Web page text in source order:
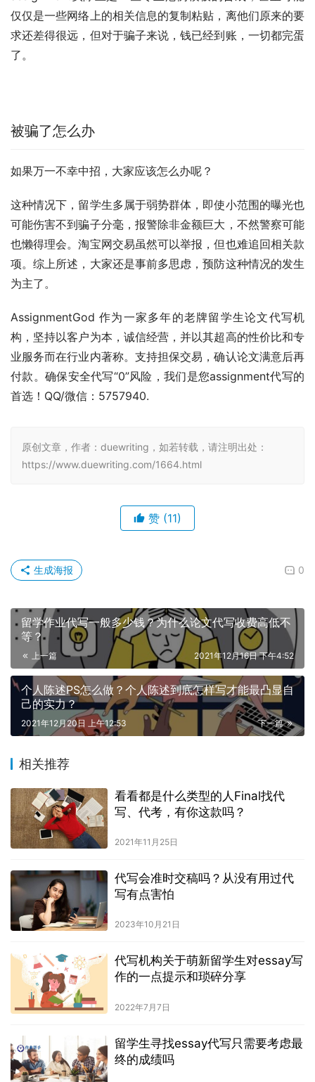
仅仅是一些网络上的相关信息的复制粘贴，离他们原来的要
求还差得很远，但对于骗子来说，钱已经到账，一切都完蛋
了。
被骗了怎么办
如果万一不幸中招，大家应该怎么办呢？
这种情况下，留学生多属于弱势群体，即使小范围的曝光也
可能伤害不到骗子分毫，报警除非金额巨大，不然警察可能
也懒得理会。淘宝网交易虽然可以举报，但也难追回相关款
项。综上所述，大家还是事前多思虑，预防这种情况的发生
为主了。
AssignmentGod 作为一家多年的老牌留学生论文代写机
构，坚持以客户为本，诚信经营，并以其超高的性价比和专
业服务而在行业内著称。支持担保交易，确认论文满意后再
付款。确保安全代写“0”风险，我们是您assignment代写的
首选！QQ/微信：5757940.
原创文章，作者：duewriting，如若转载，请注明出处：
https://www.duewriting.com/1664.html
赞 (11)
0
生成海报
留学作业代写一般多少钱？为什么论文代写收费高低不
等？
上一篇 2021年12月16日 下午4:52
个人陈述PS怎么做？个人陈述到底怎样写才能最凸显自
己的实力？
下一篇
2021年12月20日 上午12:53
相关推荐
看看都是什么类型的人Final找代
写、代考，有你这款吗？
2021年11月25日
代写会准时交稿吗？从没有用过代
写有点害怕
2023年10月21日
代写机构关于萌新留学生对essay写
作的一点提示和琐碎分享
2022年7月7日
留学生寻找essay代写只需要考虑最
终的成绩吗